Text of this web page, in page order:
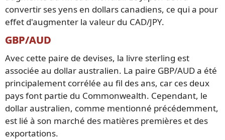
convertir ses yens en dollars canadiens, ce qui a pour
effet d'augmenter la valeur du CAD/JPY.
GBP/AUD
Avec cette paire de devises, la livre sterling est
associée au dollar australien. La paire GBP/AUD a été
principalement corrélée au fil des ans, car ces deux
pays font partie du Commonwealth. Cependant, le
dollar australien, comme mentionné précédemment,
est lié à son marché des matières premières et des
exportations.